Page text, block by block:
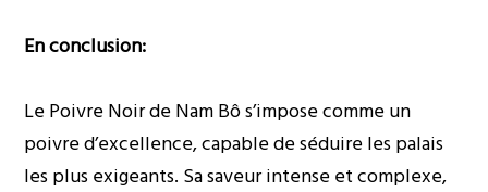
En conclusion:
Le Poivre Noir de Nam Bô s’impose comme un
poivre d’excellence, capable de séduire les palais
les plus exigeants. Sa saveur intense et complexe,